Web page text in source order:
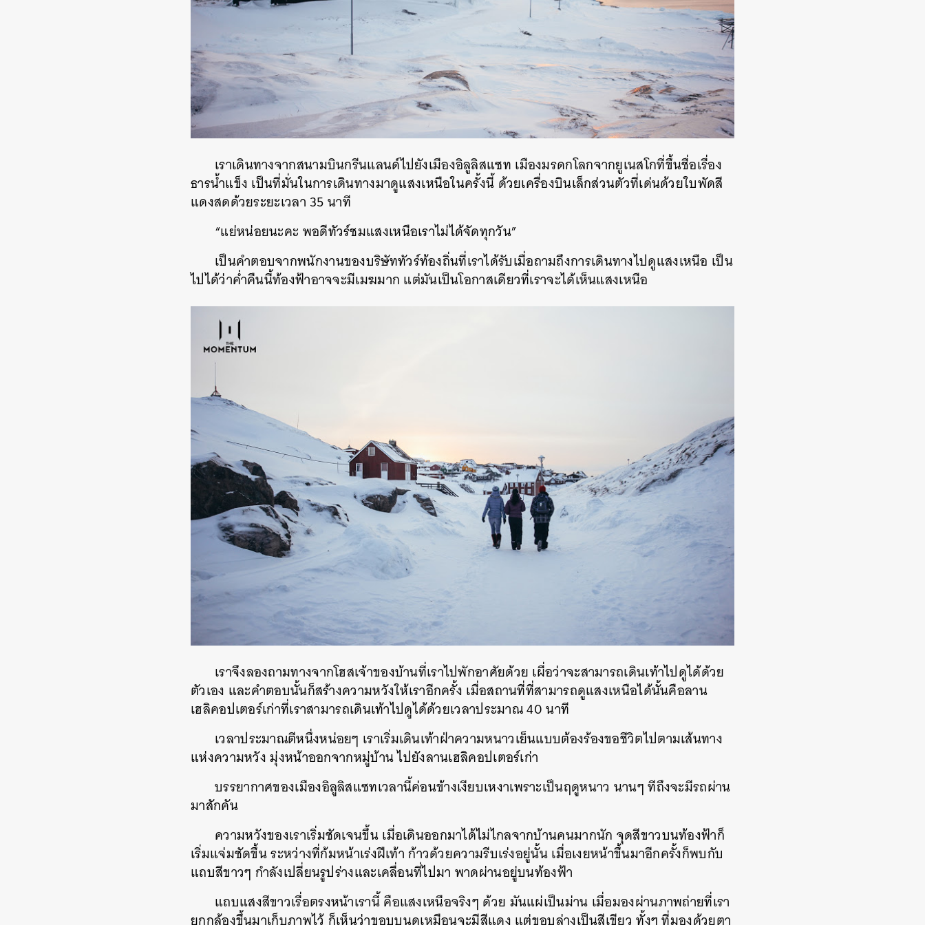
เราเดินทางจากสนามบินกรีนแลนด์ไปยังเมืองอิลูลิสแซท เมืองมรดกโลกจากยูเนสโกที่ขึ้นชื่อเรื่อง
ธารน้ำแข็ง เป็นที่มั่นในการเดินทางมาดูแสงเหนือในครั้งนี้ ด้วยเครื่องบินเล็กส่วนตัวที่เด่นด้วยใบพัดสี
แดงสดด้วยระยะเวลา 35 นาที
“แย่หน่อยนะคะ พอดีทัวร์ชมแสงเหนือเราไม่ได้จัดทุกวัน”
เป็นคำตอบจากพนักงานของบริษัททัวร์ท้องถิ่นที่เราได้รับเมื่อถามถึงการเดินทางไปดูแสงเหนือ เป็น
ไปได้ว่าค่ำคืนนี้ท้องฟ้าอาจจะมีเมฆมาก แต่มันเป็นโอกาสเดียวที่เราจะได้เห็นแสงเหนือ
เราจึงลองถามทางจากโฮสเจ้าของบ้านที่เราไปพักอาศัยด้วย เผื่อว่าจะสามารถเดินเท้าไปดูได้ด้วย
ตัวเอง และคำตอบนั้นก็สร้างความหวังให้เราอีกครั้ง เมื่อสถานที่ที่สามารถดูแสงเหนือได้นั้นคือลาน
เฮลิคอปเตอร์เก่าที่เราสามารถเดินเท้าไปดูได้ด้วยเวลาประมาณ 40 นาที
เวลาประมาณตีหนึ่งหน่อยๆ เราเริ่มเดินเท้าฝ่าความหนาวเย็นแบบต้องร้องขอชีวิตไปตามเส้นทาง
แห่งความหวัง มุ่งหน้าออกจากหมู่บ้าน ไปยังลานเฮลิคอปเตอร์เก่า
บรรยากาศของเมืองอิลูลิสแซทเวลานี้ค่อนข้างเงียบเหงาเพราะเป็นฤดูหนาว นานๆ ทีถึงจะมีรถผ่าน
มาสักคัน
ความหวังของเราเริ่มชัดเจนขึ้น เมื่อเดินออกมาได้ไม่ไกลจากบ้านคนมากนัก จุดสีขาวบนท้องฟ้าก็
เริ่มแจ่มชัดขึ้น ระหว่างที่ก้มหน้าเร่งฝีเท้า ก้าวด้วยความรีบเร่งอยู่นั้น เมื่อเงยหน้าขึ้นมาอีกครั้งก็พบกับ
แถบสีขาวๆ กำลังเปลี่ยนรูปร่างและเคลื่อนที่ไปมา พาดผ่านอยู่บนท้องฟ้า
แถบแสงสีขาวเรื่อตรงหน้าเรานี้ คือแสงเหนือจริงๆ ด้วย มันแผ่เป็นม่าน เมื่อมองผ่านภาพถ่ายที่เรา
SHARE TWEET EMAIL